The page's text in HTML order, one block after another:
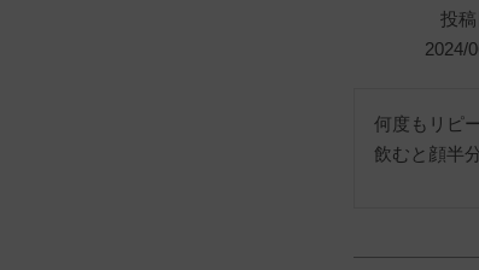
投稿
2024/
何度もリピ
飲むと顔半